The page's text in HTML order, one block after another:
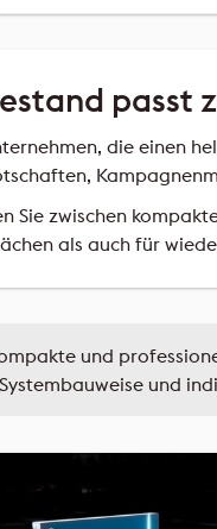
passt
die einen
Sie zwischen
als auch für
und
und